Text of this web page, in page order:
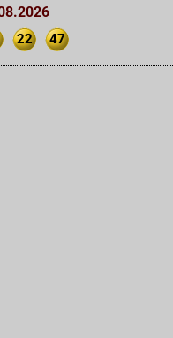
22 47